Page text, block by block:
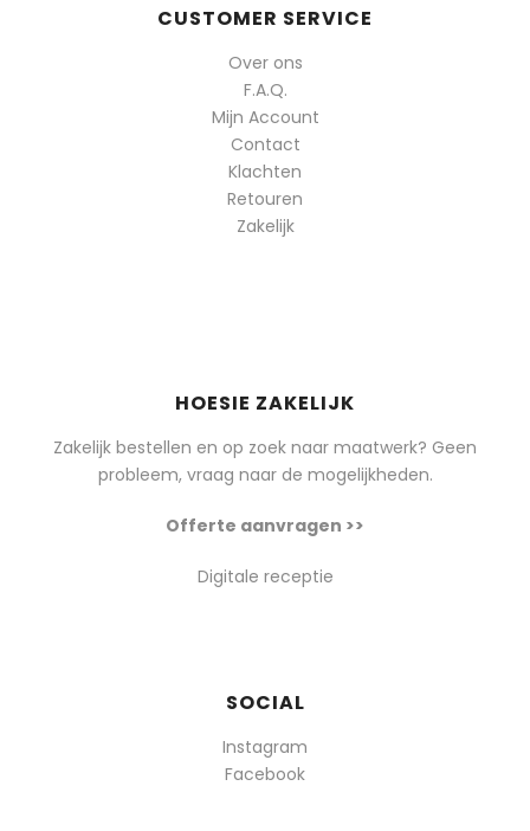
CUSTOMER SERVICE
Over ons
F.A.Q.
Mijn Account
Contact
Klachten
Retouren
Zakelijk
HOESIE ZAKELIJK
Zakelijk bestellen en op zoek naar maatwerk? Geen
probleem, vraag naar de mogelijkheden.
Offerte aanvragen >>
Digitale receptie
SOCIAL
Instagram
Facebook